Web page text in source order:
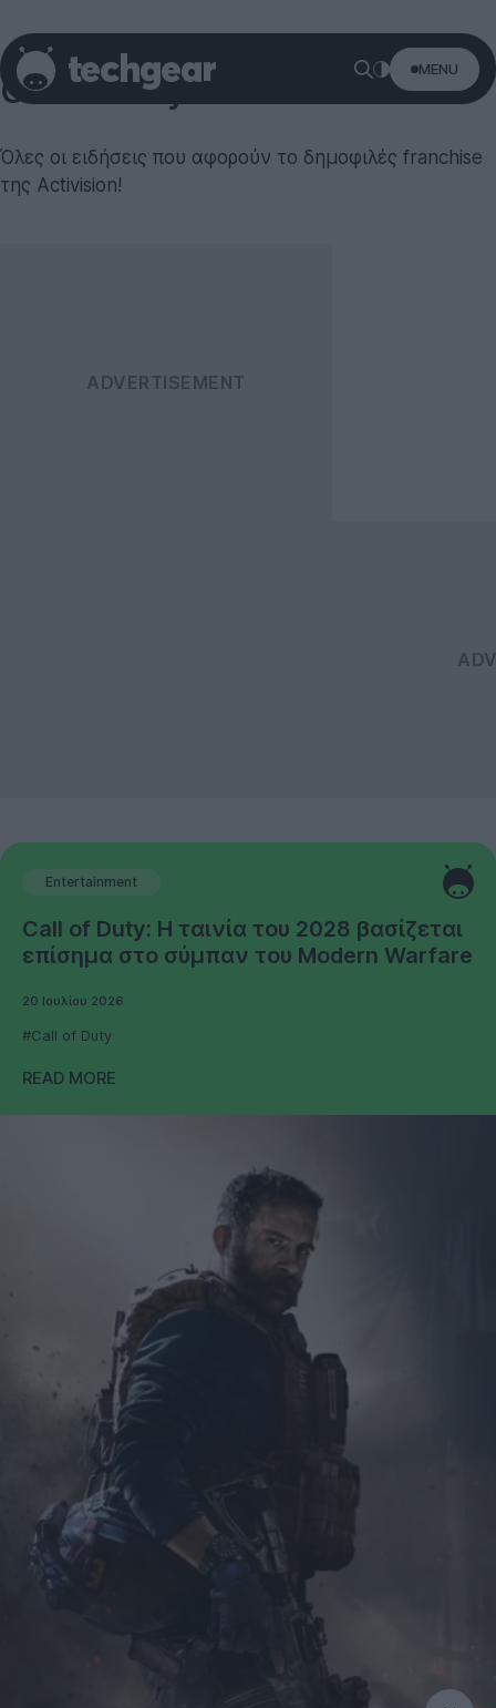
MENU
Call of Duty
Όλες οι ειδήσεις που αφορούν το δημοφιλές franchise
της Activision!
Entertainment
Call of Duty: Η ταινία του 2028 βασίζεται
επίσημα στο σύμπαν του Modern Warfare
20 Ιουλίου 2026
#Call of Duty
READ MORE